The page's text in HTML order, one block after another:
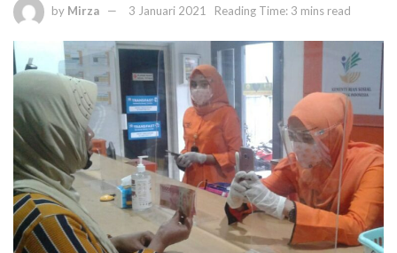
by Mirza 3 Januari 2021 Reading Time: 3 mins read